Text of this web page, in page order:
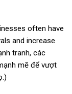
often have
and increase
tranh, các
mẽ để vượt